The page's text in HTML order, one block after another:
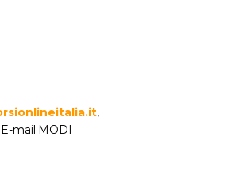
,
E-mail MODI